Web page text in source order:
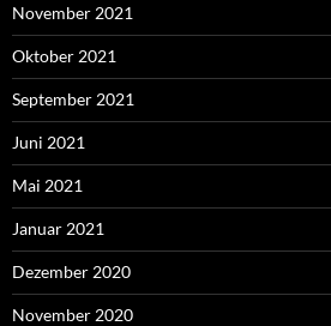
November 2021
Oktober 2021
September 2021
Juni 2021
Mai 2021
Januar 2021
Dezember 2020
November 2020